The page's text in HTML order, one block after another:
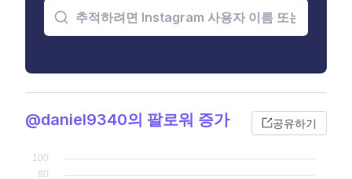
@daniel9340의 팔로워 증가 공유하기